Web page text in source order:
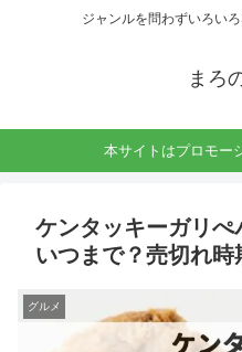
ジャンルを問わずいろい
まろ
本サイトはプロモー
ケンタッキーガリ
いつまで？売切れ時
グルメ